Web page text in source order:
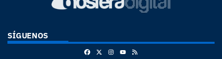
SÍGUENOS
FacebookInstagram